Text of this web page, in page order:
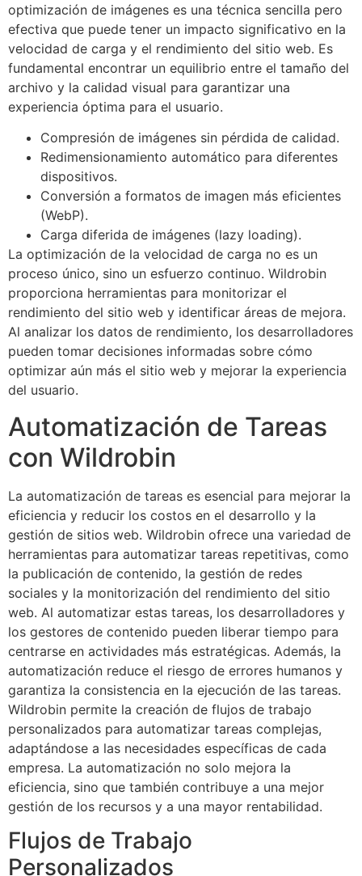
optimización de imágenes es una técnica sencilla pero
efectiva que puede tener un impacto significativo en la
velocidad de carga y el rendimiento del sitio web. Es
fundamental encontrar un equilibrio entre el tamaño del
archivo y la calidad visual para garantizar una
experiencia óptima para el usuario.
Compresión de imágenes sin pérdida de calidad.
Redimensionamiento automático para diferentes
dispositivos.
Conversión a formatos de imagen más eficientes
(WebP).
Carga diferida de imágenes (lazy loading).
La optimización de la velocidad de carga no es un
proceso único, sino un esfuerzo continuo. Wildrobin
proporciona herramientas para monitorizar el
rendimiento del sitio web y identificar áreas de mejora.
Al analizar los datos de rendimiento, los desarrolladores
pueden tomar decisiones informadas sobre cómo
optimizar aún más el sitio web y mejorar la experiencia
del usuario.
Automatización de Tareas
con Wildrobin
La automatización de tareas es esencial para mejorar la
eficiencia y reducir los costos en el desarrollo y la
gestión de sitios web. Wildrobin ofrece una variedad de
herramientas para automatizar tareas repetitivas, como
la publicación de contenido, la gestión de redes
sociales y la monitorización del rendimiento del sitio
web. Al automatizar estas tareas, los desarrolladores y
los gestores de contenido pueden liberar tiempo para
centrarse en actividades más estratégicas. Además, la
automatización reduce el riesgo de errores humanos y
garantiza la consistencia en la ejecución de las tareas.
Wildrobin permite la creación de flujos de trabajo
personalizados para automatizar tareas complejas,
adaptándose a las necesidades específicas de cada
empresa. La automatización no solo mejora la
eficiencia, sino que también contribuye a una mejor
gestión de los recursos y a una mayor rentabilidad.
Flujos de Trabajo
Personalizados